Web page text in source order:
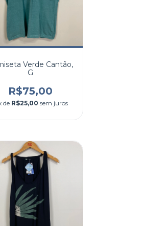
Verde Cantão,
G
R$75,00
de R$25,00 sem juros